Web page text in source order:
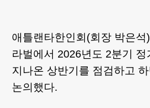
애틀랜타한인회(회장 박은석
라벌에서 2026년도 2분기
지나온 상반기를 점검하고
논의했다.